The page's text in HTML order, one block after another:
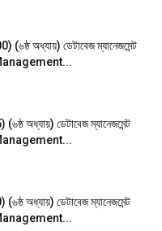
অধ্যায়) ডেটাবেজ ম্যানেজমেন্ট
অধ্যায়) ডেটাবেজ ম্যানেজমেন্ট
অধ্যায়) ডেটাবেজ ম্যানেজমেন্ট